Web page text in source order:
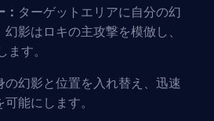
ターゲットエリアに自分の幻
影はロキの主攻撃を模倣し、
す。
の幻影と位置を入れ替え、迅速
能にします。